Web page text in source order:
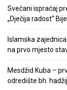
Svečani ispraćaj
„Dječija radost“
Islamska
na prvo mjesto
Mesdžid Kuba –
odredište bh.